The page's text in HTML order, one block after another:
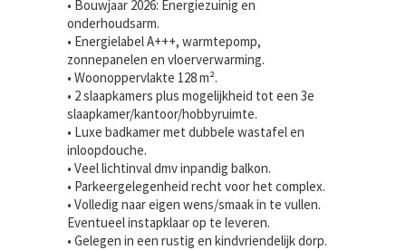
• Bouwjaar 2026: Energiezuinig en
onderhoudsarm.
• Energielabel A+++, warmtepomp,
zonnepanelen en vloerverwarming.
• Woonoppervlakte 128 m².
• 2 slaapkamers plus mogelijkheid tot een 3e
slaapkamer/kantoor/hobbyruimte.
• Luxe badkamer met dubbele wastafel en
inloopdouche.
• Veel lichtinval dmv inpandig balkon.
• Parkeergelegenheid recht voor het complex.
• Volledig naar eigen wens/smaak in te vullen.
Eventueel instapklaar op te leveren.
• Gelegen in een rustig en kindvriendelijk dorp.